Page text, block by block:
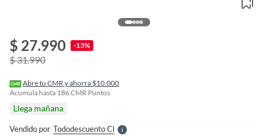
$ 27.990 -13%
$ 31.990
Abre tu CMR y ahorra $10.000
Acumula hasta 186CMR Puntos
Llega mañana
Vendido por Tododescuento ClS
r